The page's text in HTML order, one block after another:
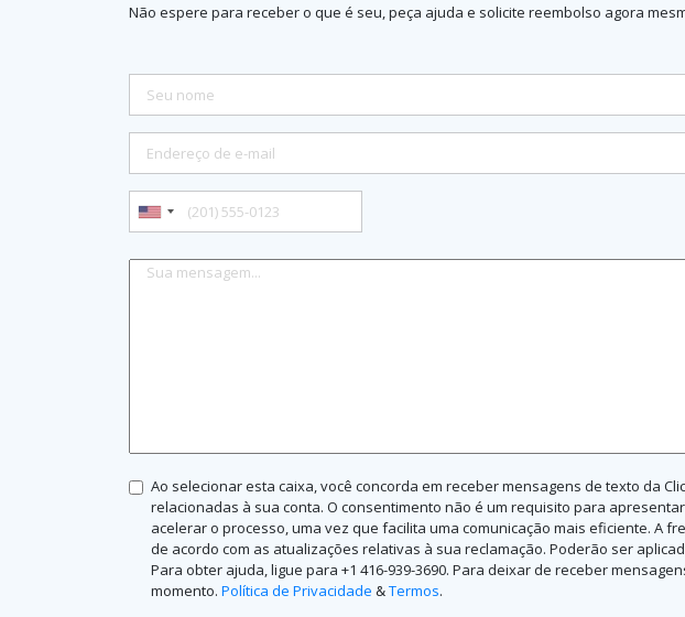
Não espere para receber o que é seu, peça ajuda e solicite reembolso agora
Ao selecionar esta caixa, você concorda em receber mensagens de texto da
relacionadas à sua conta. O consentimento não é um requisito para
acelerar o processo, uma vez que facilita uma comunicação mais eficiente. A
de acordo com as atualizações relativas à sua reclamação. Poderão ser
Para obter ajuda, ligue para +1 416-939-3690. Para deixar de receber
momento. Política de Privacidade &Termos.